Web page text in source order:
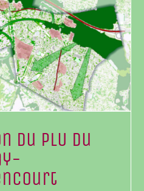
du PLU du